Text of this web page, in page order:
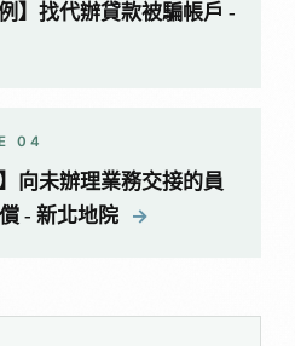
】找代辦貸款被騙帳戶 -
04
向未辦理業務交接的員
- 新北地院
→